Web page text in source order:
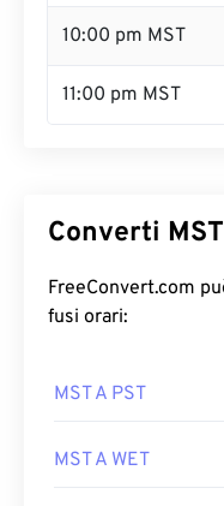
10:00 pm MST
11:00 pm MST
Converti
FreeConvert.com
fusi orari:
MST A PST
MST A WET